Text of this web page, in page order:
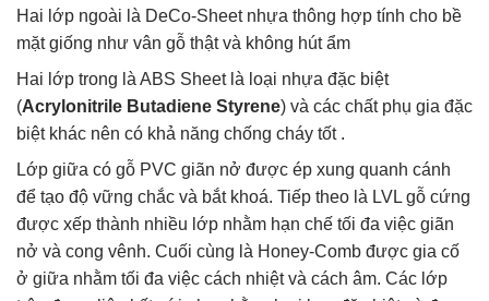
Hai lớp ngoài là DeCo-Sheet nhựa thông hợp tính cho bề
mặt giống như vân gỗ thật và không hút ẩm
Hai lớp trong là ABS Sheet là loại nhựa đặc biệt
(Acrylonitrile Butadiene Styrene) và các chất phụ gia đặc
biệt khác nên có khả năng chống cháy tốt .
Lớp giữa có gỗ PVC giãn nở được ép xung quanh cánh
để tạo độ vững chắc và bắt khoá. Tiếp theo là LVL gỗ cứng
được xếp thành nhiều lớp nhằm hạn chế tối đa việc giãn
nở và cong vênh. Cuối cùng là Honey-Comb được gia cố
ở giữa nhằm tối đa việc cách nhiệt và cách âm. Các lớp